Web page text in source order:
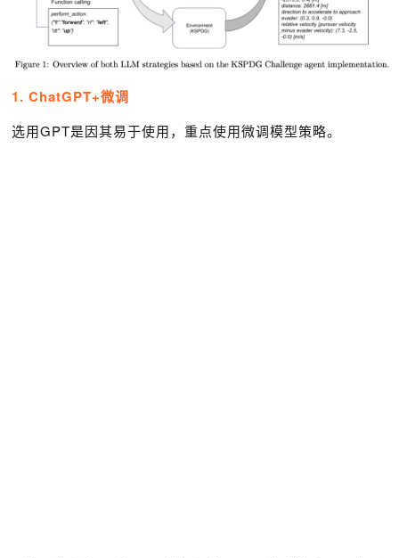
1. ChatGPT+微调
选用GPT是因其易于使用，重点使用微调模型策略。